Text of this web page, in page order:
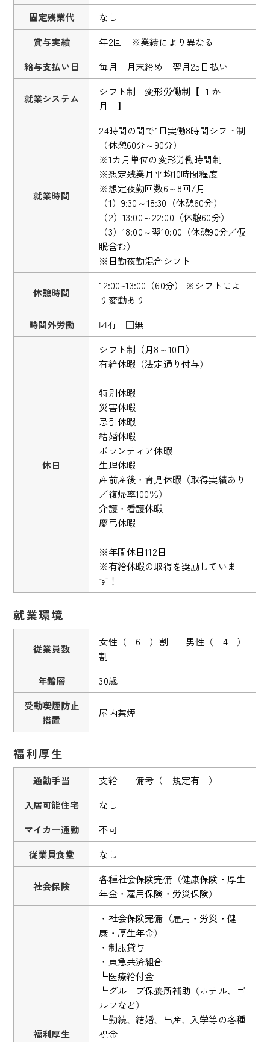
固定残業代
なし
賞与実績
年2回 ※業績により異なる
給与支払い日
毎月 月末締め 翌月25日払い
就業システム
シフト制 変形労働制【 １か
月 】
就業時間
24時間の間で1日実働8時間シフト制
（休憩60分～90分）
※1カ月単位の変形労働時間制
※想定残業月平均10時間程度
※想定夜勤回数6～8回/月
（1）9:30～18:30（休憩60分）
（2）13:00～22:00（休憩60分）
（3）18:00～翌10:00（休憩90分／仮
眠含む）
※日勤夜勤混合シフト
休憩時間
12:00~13:00（60分） ※シフトによ
り変動あり
時間外労働
☑有 □無
休日
シフト制（月8～10日）
有給休暇（法定通り付与）
特別休暇
災害休暇
忌引休暇
結婚休暇
ボランティア休暇
生理休暇
産前産後・育児休暇（取得実績あり
／復帰率100％）
介護・看護休暇
慶弔休暇
※年間休日112日
※有給休暇の取得を奨励していま
す！
就業環境
従業員数
女性（ 6 ）割 男性（ 4 ）
割
年齢層
30歳
受動喫煙防止
措置
屋内禁煙
福利厚生
通勤手当
支給 備考（ 規定有 ）
入居可能住宅
なし
マイカー通勤
不可
従業員食堂
なし
社会保険
各種社会保険完備（健康保険・厚生
年金・雇用保険・労災保険）
福利厚生
・社会保険完備（雇用・労災・健
康・厚生年金）
・制服貸与
・東急共済組合
┗医療給付金
┗グループ保養所補助（ホテル、ゴ
ルフなど）
┗勤続、結婚、出産、入学等の各種
祝金